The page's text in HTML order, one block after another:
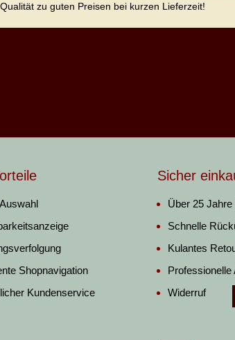
zu guten Preisen bei kurzen Lieferzeit!
Shopnavigation
Kundenservice
Sicher
Über 25
Schnelle
Kulantes
Widerruf